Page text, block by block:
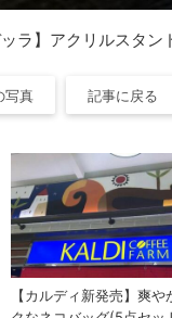
ッラ】アクリルスタ
写真 記事に戻る